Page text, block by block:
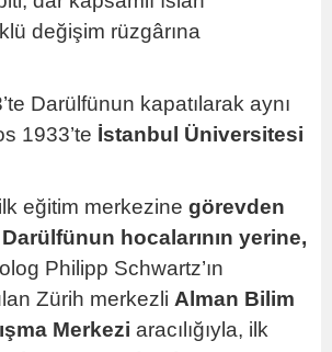
değişim rüzgârına
Darülfünun kapatılarak aynı
1933’te İstanbul Üniversitesi
eğitim merkezine görevden
Darülfünun hocalarının yerine,
Philipp Schwartz’ın
Zürih merkezli Alman Bilim
Merkezi aracılığıyla, ilk